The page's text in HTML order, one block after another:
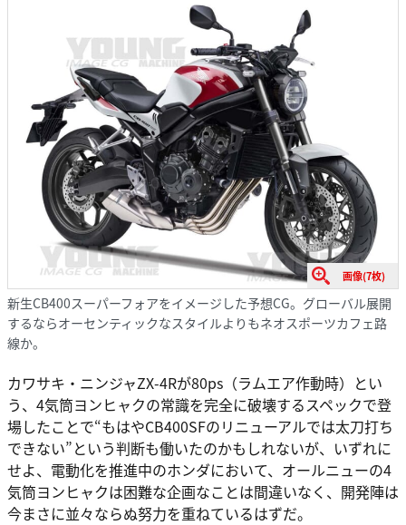
画像(7枚)
新生CB400スーパーフォアをイメージした予想CG。グローバル展開
するならオーセンティックなスタイルよりもネオスポーツカフェ路
線か。
カワサキ・ニンジャZX-4Rが80ps（ラムエア作動時）とい
う、4気筒ヨンヒャクの常識を完全に破壊するスペックで登
場したことで“もはやCB400SFのリニューアルでは太刀打ち
できない”という判断も働いたのかもしれないが、いずれに
せよ、電動化を推進中のホンダにおいて、オールニューの4
気筒ヨンヒャクは困難な企画なことは間違いなく、開発陣は
今まさに並々ならぬ努力を重ねているはずだ。